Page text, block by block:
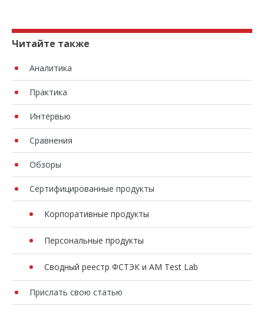
Читайте также
Аналитика
Практика
Интервью
Сравнения
Обзоры
Сертифицированные продукты
Корпоративные продукты
Персональные продукты
Сводный реестр ФСТЭК и AM Test Lab
Прислать свою статью